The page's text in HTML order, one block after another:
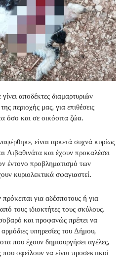
γίνει αποδέκτες διαμαρτυριών
περιοχής μας, για επιθέσεις
όσο και σε οικόσιτα ζώα.
είναι αρκετά συχνά κυρίως
και έχουν προκαλέσει
έντονο προβληματισμό των
κυριολεκτικά σφαγιαστεί.
για αδέσποτους ή για
τους ιδιοκτήτες τους σκύλους.
και προφανώς πρέπει να
υπηρεσίες του Δήμου,
που έχουν δημιουργήσει αγέλες,
που οφείλουν να είναι προσεκτικοί